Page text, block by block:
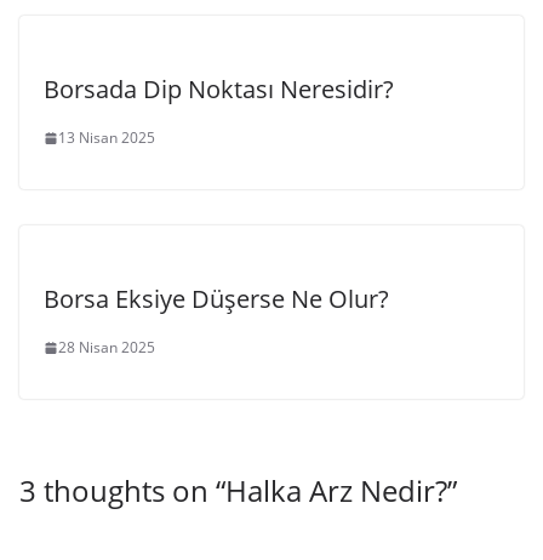
Borsada Dip Noktası Neresidir?
13 Nisan 2025
Borsa Eksiye Düşerse Ne Olur?
28 Nisan 2025
3 thoughts on “Halka Arz Nedir?”